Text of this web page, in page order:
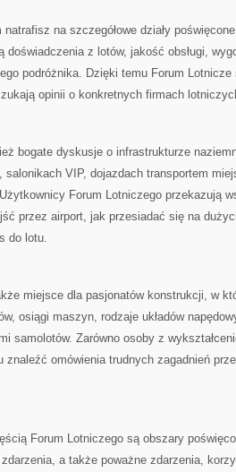
natrafisz na szczegółowe działy
doświadczenia z lotów, jakość obsługi,
podróżnika. Dzięki temu Forum
opinii o konkretnych firmach
bogate dyskusje o infrastrukturze
salonikach VIP, dojazdach transportem
Forum Lotniczego przekazują
przez airport, jak przesiadać się na
do lotu.
miejsce dla pasjonatów konstrukcji, w
osiągi maszyn, rodzaje układów
samolotów. Zarówno osoby z
znaleźć omówienia trudnych zagadnień
Forum Lotniczego są obszary
a także poważne zdarzenia,